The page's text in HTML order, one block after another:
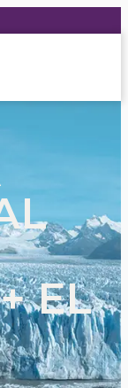
EL